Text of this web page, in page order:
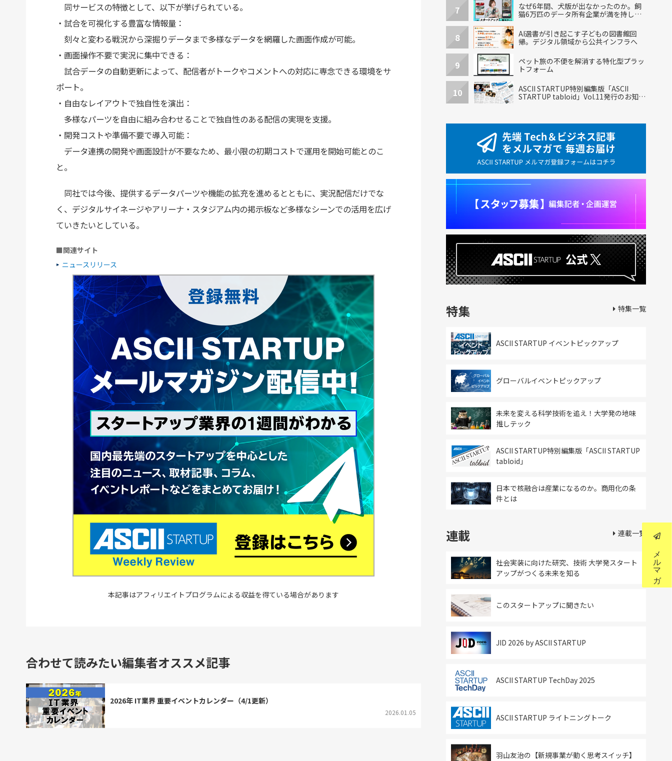
同サービスの特徴として、以下が挙げられている。
・試合を可視化する豊富な情報量：
刻々と変わる戦況から深掘りデータまで多様なデータを網羅した画面作成が可能。
・画面操作不要で実況に集中できる：
試合データの自動更新によって、配信者がトークやコメントへの対応に専念できる環境をサ
ポート。
・自由なレイアウトで独自性を演出：
多様なパーツを自由に組み合わせることで独自性のある配信の実現を支援。
・開発コストや準備不要で導入可能：
データ連携の開発や画面設計が不要なため、最小限の初期コストで運用を開始可能とのこ
と。
同社では今後、提供するデータパーツや機能の拡充を進めるとともに、実況配信だけでな
く、デジタルサイネージやアリーナ・スタジアム内の掲示板など多様なシーンでの活用を広げ
ていきたいとしている。
■関連サイト
ニュースリリース
本記事はアフィリエイトプログラムによる収益を得ている場合があります
合わせて読みたい編集者オススメ記事
2026年 IT業界 重要イベントカレンダー（4/1更新）
2026.01.05
7
なぜ6年間、犬版が出なかったのか。飼
猫6万匹のデータ所有企業が満を持して
8
AI選書が引き起こす子どもの図書館回
帰。デジタル領域から公共インフラへ
9
ペット旅の不便を解消する特化型プラッ
トフォーム
10
ASCII STARTUP特別編集版「ASCII
STARTUP tabloid」Vol.11発行のお知ら
特集
ASCII STARTUP イベントピックアップ
グローバルイベントピックアップ
未来を変える科学技術を追え！大学発の地味
推しテック
ASCII STARTUP特別編集版「ASCII STARTUP
tabloid」
日本で核融合は産業になるのか。商用化の条
件とは
特集一覧
連載
社会実装に向けた研究、技術 大学発スタート
アップがつくる未来を知る
このスタートアップに聞きたい
JID 2026 by ASCII STARTUP
ASCII STARTUP TechDay 2025
ASCII STARTUP ライトニングトーク
羽山友治の【新規事業が動く思考スイッチ】
連載一覧